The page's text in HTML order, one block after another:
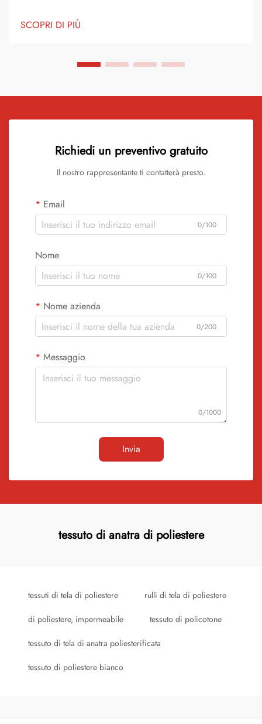
personalizzare capi d'abbigliamento, accessori e prodotti
promozionali. È un materiale sottile e flessibile che...
SCOPRI DI PIÙ
Richiedi un preventivo gratuito
Il nostro rappresentante ti contatterà presto.
Email
0/100
Nome
0/100
Nome azienda
0/200
Messaggio
0/1000
Invia
tessuto di anatra di poliestere
tessuti di tela di poliestere rulli di tela di poliestere
di poliestere, impermeabile tessuto di policotone
tessuto di tela di anatra poliesterificata
tessuto di poliestere bianco